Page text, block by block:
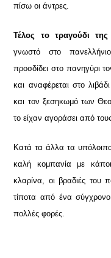
πίσω οι άντρες.
Τέλος το τραγούδι
γνωστό στο
προσδίδει στο πανηγύρι
και αναφέρεται στο
και τον ξεσηκωμό των
το είχαν αγοράσει από
Κατά τα άλλα τα υπόλοιπα
καλή κομπανία με
κλαρίνα, οι βραδιές του
τίποτα από ένα
πολλές φορές.